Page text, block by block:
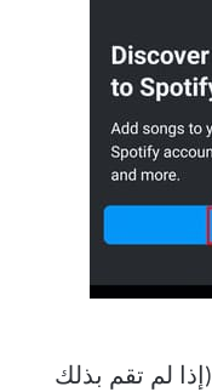
قم بتسجيل الدخول إلى Spotify (إذا لم تقم بذلك